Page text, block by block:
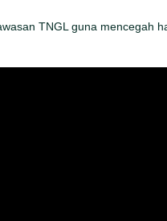
TNGL guna mencegah